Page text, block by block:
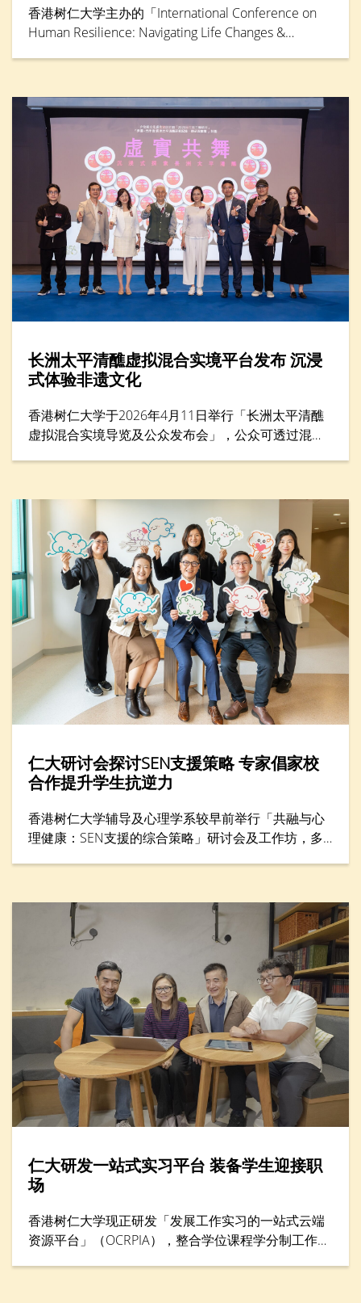
香港树仁大学主办的「International Conference on
Human Resilience: Navigating Life Changes &
大型跨学科研究成果，分析本港「Alpha」世代（生于
2010年后）到婴儿潮世代（生于1946年至1964年）
的抗逆力与心理健康情况。
长洲太平清醮虚拟混合实境平台发布 沉浸
式体验非遗文化
香港树仁大学于2026年4月11日举行「长洲太平清醮
虚拟混合实境导览及公众发布会」，公众可透过混合
仁大研讨会探讨SEN支援策略 专家倡家校
合作提升学生抗逆力
香港树仁大学辅导及心理学系较早前举行「共融与心
理健康：SEN支援的综合策略」研讨会及工作坊，多
仁大研发一站式实习平台 装备学生迎接职
场
香港树仁大学现正研发「发展工作实习的一站式云端
资源平台」（OCRPIA），整合学位课程学分制工作实